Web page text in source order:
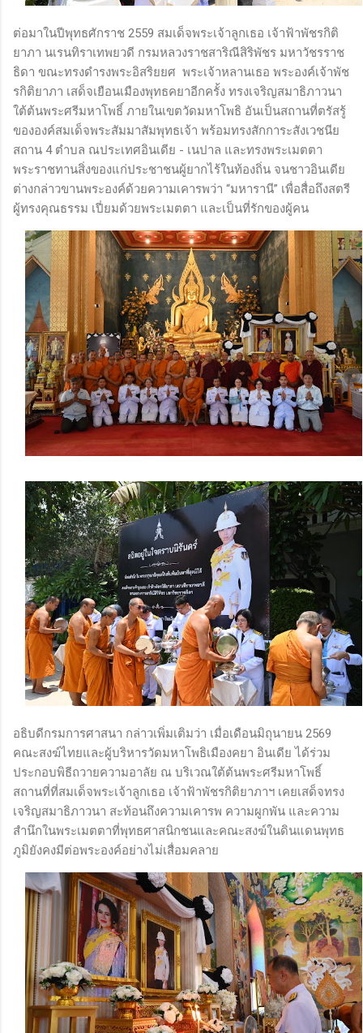
ต่อมาในปีพุทธศักราช 2559 สมเด็จพระเจ้าลูกเธอ เจ้าฟ้าพัชรกิติ
ยาภา นเรนทิราเทพยวดี กรมหลวงราชสาริณีสิริพัชร มหาวัชรราช
ธิดา ขณะทรงดำรงพระอิสริยยศ พระเจ้าหลานเธอ พระองค์เจ้าพัช
รกิติยาภา เสด็จเยือนเมืองพุทธคยาอีกครั้ง ทรงเจริญสมาธิภาวนา
ใต้ต้นพระศรีมหาโพธิ์ ภายในเขตวัดมหาโพธิ อันเป็นสถานที่ตรัสรู้
ขององค์สมเด็จพระสัมมาสัมพุทธเจ้า พร้อมทรงสักการะสังเวชนีย
สถาน 4 ตำบล ณประเทศอินเดีย - เนปาล และทรงพระเมตตา
พระราชทานสิ่งของแก่ประชาชนผู้ยากไร้ในท้องถิ่น จนชาวอินเดีย
ต่างกล่าวขานพระองค์ด้วยความเคารพว่า “มหารานี” เพื่อสื่อถึงสตรี
ผู้ทรงคุณธรรม เปี่ยมด้วยพระเมตตา และเป็นที่รักของผู้คน
อธิบดีกรมการศาสนา กล่าวเพิ่มเติมว่า เมื่อเดือนมิถุนายน 2569
คณะสงฆ์ไทยและผู้บริหารวัดมหาโพธิเมืองคยา อินเดีย ได้ร่วม
ประกอบพิธีถวายความอาลัย ณ บริเวณใต้ต้นพระศรีมหาโพธิ์
สถานที่ที่สมเด็จพระเจ้าลูกเธอ เจ้าฟ้าพัชรกิติยาภาฯ เคยเสด็จทรง
เจริญสมาธิภาวนา สะท้อนถึงความเคารพ ความผูกพัน และความ
สำนึกในพระเมตตาที่พุทธศาสนิกชนและคณะสงฆ์ในดินแดนพุทธ
ภูมิยังคงมีต่อพระองค์อย่างไม่เสื่อมคลาย